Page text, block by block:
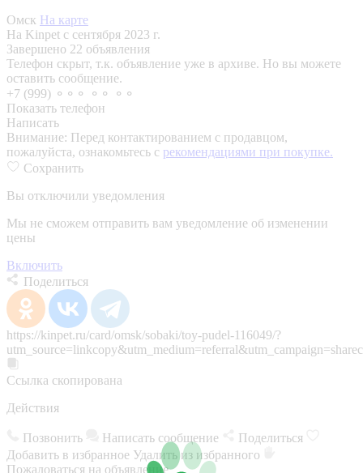
Омск На карте
На Kinpet c сентября 2023 г.
Завершено 22 объявления
Телефон скрыт, т.к. объявление уже в архиве. Но вы можете
оставить сообщение.
+7 (999) ⚬⚬⚬ ⚬⚬ ⚬⚬
Показать телефон
Написать
Внимание: Перед контактированием с продавцом,
пожалуйста, ознакомьтесь с рекомендациями при покупке.
Сохранить
Вы отключили уведомления
Мы не сможем отправить вам уведомление об изменении
цены
Включить
Поделиться
https://kinpet.ru/card/omsk/sobaki/toy-pudel-116049/?
Ссылка скопирована
Действия
Позвонить Написать сообщение
Поделиться
Добавить в избранное Удалить из избранного
Пожаловаться на объявление